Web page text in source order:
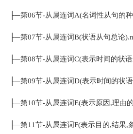
├─第06节-从属连词A(名词性从句的
├─第07节-从属连词B(状语从句总论
├─第08节-从属连词C(表示时间的状
├─第09节-从属连词D(表示时间的状
├─第10节-从属连词E(表示原因,理由
├─第11节-从属连词F(表示目的,结果,